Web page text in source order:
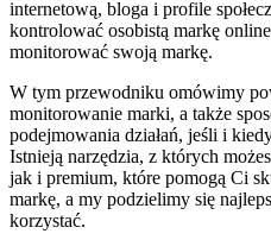
internetową, bloga i profile
kontrolować osobistą markę
monitorować swoją markę.
W tym przewodniku omówimy
monitorowanie marki, a także
podejmowania działań, jeśli i
Istnieją narzędzia, z których
jak i premium, które pomogą Ci
markę, a my podzielimy się
korzystać.